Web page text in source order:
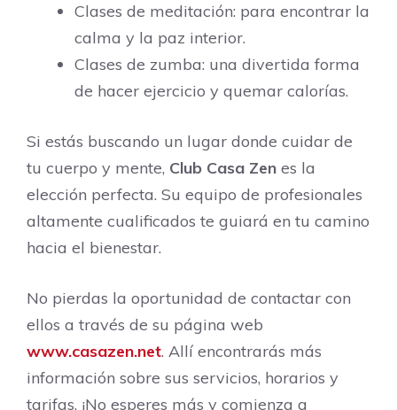
Clases de meditación: para encontrar la
calma y la paz interior.
Clases de zumba: una divertida forma
de hacer ejercicio y quemar calorías.
Si estás buscando un lugar donde cuidar de
tu cuerpo y mente, Club Casa Zen es la
elección perfecta. Su equipo de profesionales
altamente cualificados te guiará en tu camino
hacia el bienestar.
No pierdas la oportunidad de contactar con
ellos a través de su página web
www.casazen.net. Allí encontrarás más
información sobre sus servicios, horarios y
tarifas. ¡No esperes más y comienza a